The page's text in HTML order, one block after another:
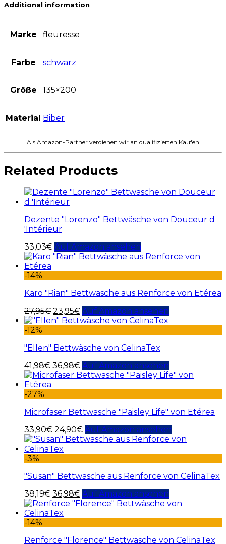
Additional information
Marke fleuresse
Farbe schwarz
Größe 135×200
Material Biber
Als Amazon-Partner verdienen wir an qualifizierten Käufen
Related Products
Dezente "Lorenzo" Bettwäsche von Douceur d
'Intérieur
33,03€ Auf Amazon ansehen
-14%
Karo "Rian" Bettwäsche aus Renforce von Etérea
27,95€ 23,95€ Auf Amazon ansehen
-12%
"Ellen" Bettwäsche von CelinaTex
41,98€ 36,98€ Auf Amazon ansehen
-27%
Microfaser Bettwäsche "Paisley Life" von Etérea
33,90€ 24,90€ Auf Amazon ansehen
-3%
"Susan" Bettwäsche aus Renforce von CelinaTex
38,19€ 36,98€ Auf Amazon ansehen
-14%
Renforce "Florence" Bettwäsche von CelinaTex